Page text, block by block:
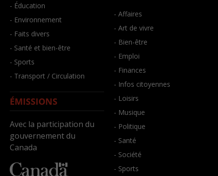
- Éducation
- Environnement
- Faits divers
- Santé et bien-être
- Sports
- Transport / Circulation
ÉMISSIONS
Avec la participation du
gouvernement du
Canada
- Affaires
- Art de vivre
- Bien-être
- Emploi
- Finances
- Infos citoyennes
- Loisirs
- Musique
- Politique
- Santé
- Société
- Sports